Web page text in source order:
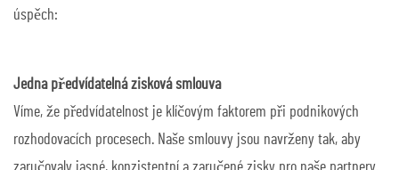
úspěch:
Jedna předvídatelná zisková smlouva
Víme, že předvídatelnost je klíčovým faktorem při podnikových
rozhodovacích procesech. Naše smlouvy jsou navrženy tak, aby